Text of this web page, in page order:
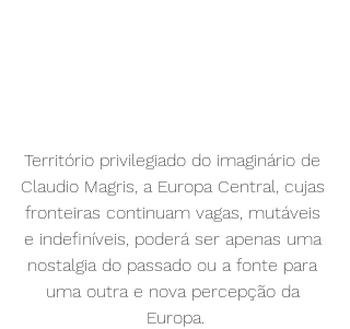
Território privilegiado do imaginário de
Claudio Magris, a Europa Central, cujas
fronteiras continuam vagas, mutáveis
e indefiníveis, poderá ser apenas uma
nostalgia do passado ou a fonte para
uma outra e nova percepção da
Europa.